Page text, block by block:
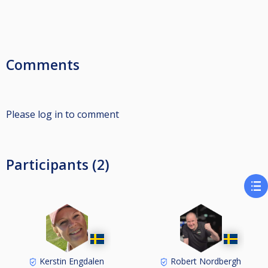
Comments
Please log in to comment
Participants (2)
Kerstin Engdalen Robert Nordbergh